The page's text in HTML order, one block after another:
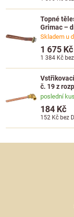
Topné
Grimac –
Skladem u
1 675 Kč
1 384 Kč
č. 19 z
poslední
184 Kč
152 Kč bez